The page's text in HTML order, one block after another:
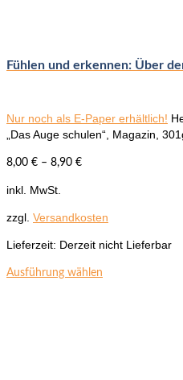
Fühlen und erkennen: Über
Nur noch als E-Paper erhältlich!
„Das Auge schulen“, Magazin,
8,00 € – 8,90 €
inkl. MwSt.
zzgl. Versandkosten
Lieferzeit: Derzeit nicht Lieferbar
Ausführung wählen